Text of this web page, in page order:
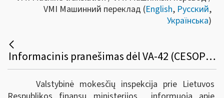
VMI Машинний переклад (English, Русский,
Українська)
Informacinis pranešimas dėl VA-42 (CESOP) pakeitimo
Valstybinė mokesčių inspekcija prie Lietuvos